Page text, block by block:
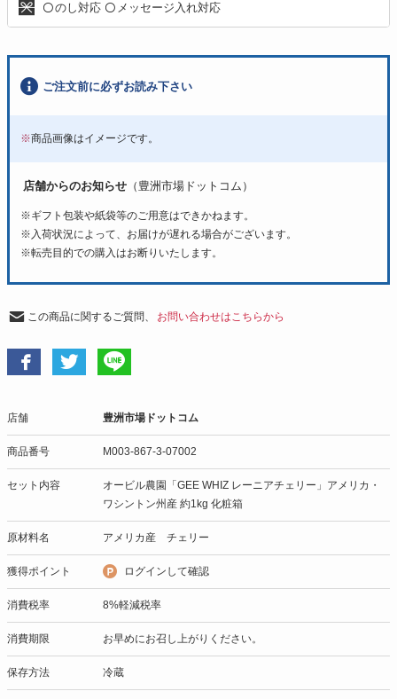
〇のし対応 〇 メッセージ入れ対応
ご注文前に必ずお読み下さい
※商品画像はイメージです。
店舗からのお知らせ （豊洲市場ドットコム）
※ギフト包装や紙袋等のご用意はできかねます。
※入荷状況によって、お届けが遅れる場合がございます。
※転売目的での購入はお断りいたします。
この商品に関するご質問、 お問い合わせはこちらから
店舗 豊洲市場ドットコム
商品番号 M003-867-3-07002
セット内容
オービル農園「GEE WHIZ レーニアチェリー」アメリカ・
ワシントン州産 約1kg 化粧箱
原材料名 アメリカ産 チェリー
獲得ポイント ログインして確認
消費税率 8%軽減税率
消費期限 お早めにお召し上がりください。
保存方法 冷蔵